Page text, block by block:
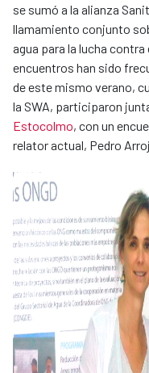
se sumó a la alianza
llamamiento conjunto
agua para la lucha contra
encuentros han sido
de este mismo verano,
la SWA, participaron
Estocolmo, con un
relator actual, Pedro